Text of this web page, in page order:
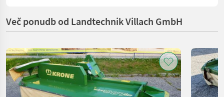
Več ponudb od Landtechnik Villach GmbH